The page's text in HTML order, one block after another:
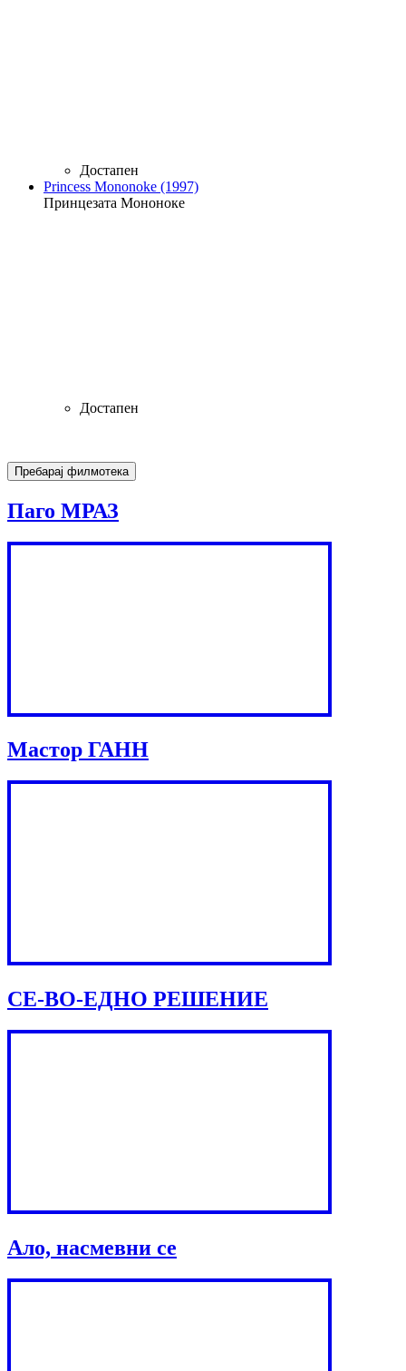
Достапен
Princess Mononoke (1997)
Принцезата Мононоке
Достапен
Паго МРАЗ
Мастор ГАНН
СЕ-ВО-ЕДНО РЕШЕНИЕ
Ало, насмевни се